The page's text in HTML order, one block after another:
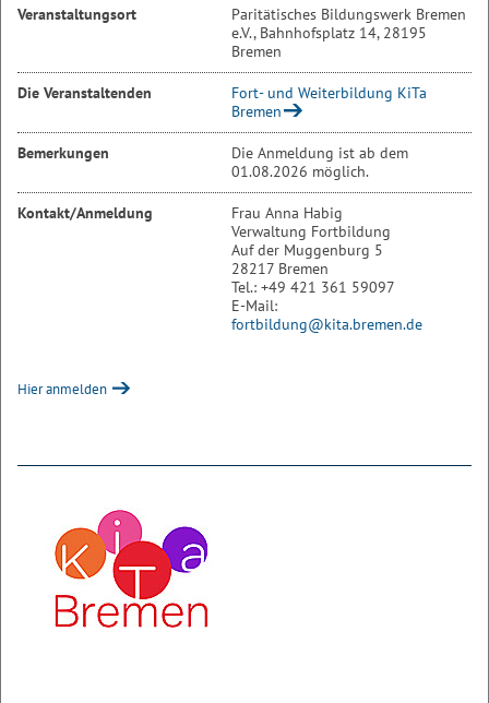
Veranstaltungsort
Paritätisches Bildungswerk Bremen
e.V., Bahnhofsplatz 14, 28195
Bremen
Die Veranstaltenden
Fort- und Weiterbildung KiTa
Bremen
Bemerkungen
Die Anmeldung ist ab dem
01.08.2026 möglich.
Kontakt/Anmeldung
Frau Anna Habig
Verwaltung Fortbildung
Auf der Muggenburg 5
28217 Bremen
Tel.: +49 421 361 59097
E-Mail:
fortbildung@kita.bremen.de
Hier anmelden